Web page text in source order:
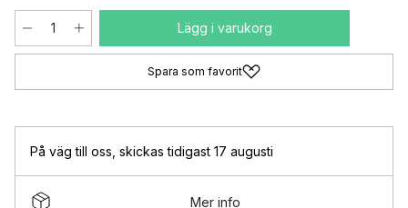
Lägg i varukorg
Spara som favorit
På väg till oss skickas tidigast 17 augusti
Mer info